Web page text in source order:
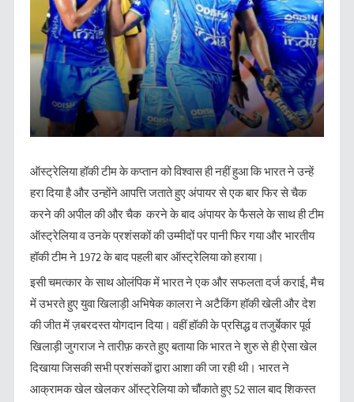
ऑस्ट्रेलिया हॉकी टीम के कप्तान को विश्वास ही नहीं हुआ कि भारत ने उन्हें
हरा दिया है और उन्होंने आपत्ति जताते हुए अंपायर से एक बार फिर से चैक
करने की अपील की और चैक करने के बाद अंपायर के फैसले के साथ ही टीम
ऑस्ट्रेलिया व उनके प्रशंसकों की उम्मीदों पर पानी फिर गया और भारतीय
हॉकी टीम ने 1972 के बाद पहली बार ऑस्ट्रेलिया को हराया।
इसी चमत्कार के साथ ओलंपिक में भारत ने एक और सफलता दर्ज कराई, मैच
में उभरते हुए युवा खिलाड़ी अभिषेक कालरा ने अटैकिंग हॉकी खेली और देश
की जीत में ज़बरदस्त योगदान दिया। वहीं हॉकी के प्रसिद्ध व तजुर्बेकार पूर्व
खिलाड़ी जुगराज ने तारीफ़ करते हुए बताया कि भारत ने शुरु से ही ऐसा खेल
दिखाया जिसकी सभी प्रशंसकों द्वारा आशा की जा रही थी। भारत ने
आक्रामक खेल खेलकर ऑस्ट्रेलिया को चौंकाते हुए 52 साल बाद शिकस्त